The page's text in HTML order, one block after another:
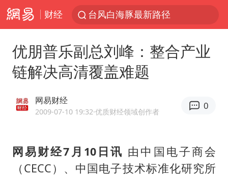
财经
台风白海豚最新路径
外交部发言人就广岛核爆81周年等答记者问
中央气象台发布台风黄色预警
63岁关之琳否认与27岁模特恋情
郑国霖回应去景区上班被保安拦下
80后女柜员逆袭成4200亿银行副行长
优朋普乐副总刘峰：整合产业
链解决高清覆盖难题
网易财经
2009-07-10 19:32·优质财经领域创作者
0
网易财经7月10日讯 由中国电子商会
（CECC）、中国电子技术标准化研究所